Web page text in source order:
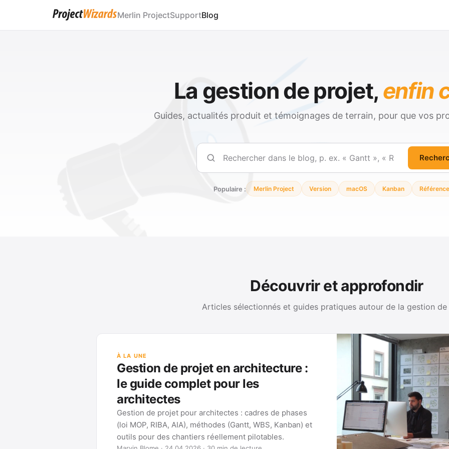
Merlin ProjectSupportBlog
La gestion de projet, enfin
Guides, actualités produit et témoignages de terrain, pour que vos
Rechercher
Populaire : Merlin Project Version macOS Kanban
Découvrir et approfondir
Articles sélectionnés et guides pratiques autour de la gestion
À LA UNE
Gestion de projet en architecture :
le guide complet pour les
architectes
Gestion de projet pour architectes : cadres de phases
(loi MOP, RIBA, AIA), méthodes (Gantt, WBS, Kanban) et
outils pour des chantiers réellement pilotables.